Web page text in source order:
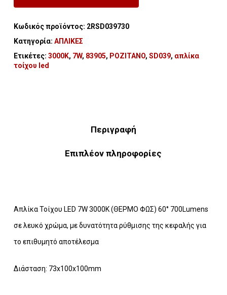
Κωδικός προϊόντος: 2RSD039730
Κατηγορία: ΑΠΛΙΚΕΣ
Ετικέτες: 3000K, 7W, 83905, POZITANO, SD039, απλίκα
τοίχου led
Περιγραφή
Επιπλέον πληροφορίες
Απλίκα Τοίχου LED 7W 3000K (ΘΕΡΜΟ ΦΩΣ) 60° 700Lumens
σε λευκό χρώμα, με δυνατότητα ρύθμισης της κεφαλής για
το επιθυμητό αποτέλεσμα
Διάσταση: 73x100x100mm